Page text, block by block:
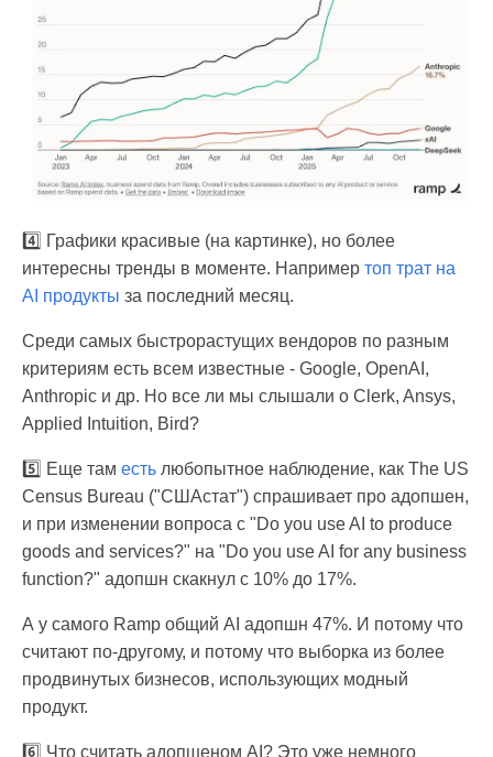
4️⃣ Графики красивые (на картинке), но более
интересны тренды в моменте. Например топ трат на
AI продукты за последний месяц.
Среди самых быстрорастущих вендоров по разным
критериям есть всем известные - Google, OpenAI,
Anthropic и др. Но все ли мы слышали о Clerk, Ansys,
Applied Intuition, Bird?
5️⃣ Еще там есть любопытное наблюдение, как The US
Census Bureau ("СШАстат") спрашивает про адопшен,
и при изменении вопроса с "Do you use AI to produce
goods and services?" на "Do you use AI for any business
function?" адопшн скакнул с 10% до 17%.
А у самого Ramp общий AI адопшн 47%. И потому что
считают по-другому, и потому что выборка из более
продвинутых бизнесов, использующих модный
продукт.
6️⃣ Что считать адопшеном AI? Это уже немного